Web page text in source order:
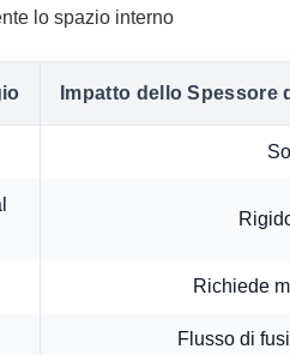
lo spazio interno
Impatto dello Spessore
Richiede
Flusso di